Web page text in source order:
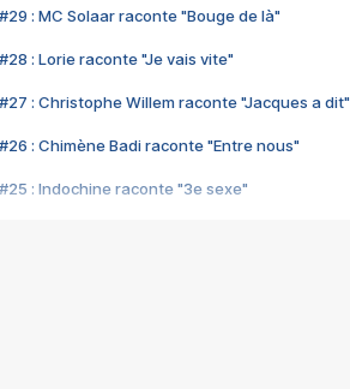
#29 : MC Solaar raconte "Bouge de là"
#28 : Lorie raconte "Je vais vite"
#27 : Christophe Willem raconte "Jacques a dit"
#26 : Chimène Badi raconte "Entre nous"
#25 : Indochine raconte "3e sexe"